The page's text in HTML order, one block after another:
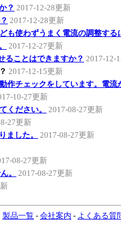
？ 2017-12-28更新
2017-12-28更新
も使わずうまく電流の調整する
2017-12-27更新
ることはできますか？ 2017-12-
2017-12-15更新
作チェックをしています。電流
10-27更新
ください。
2017-08-27更新
27更新
ました。
2017-08-27更新
08-27更新
。
2017-08-27更新
製品一覧 - 会社案内 - よくある質